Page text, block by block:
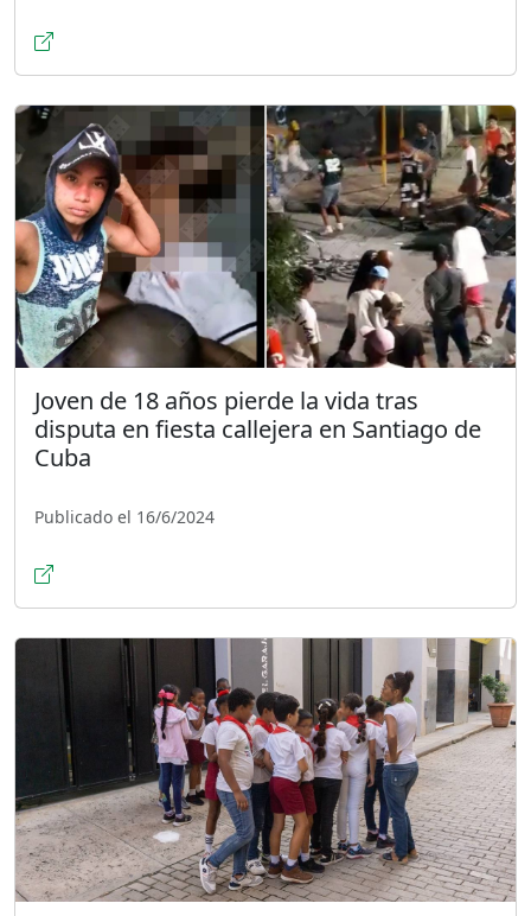
Joven de 18 años pierde la vida tras
disputa en fiesta callejera en Santiago de
Cuba
Publicado el 16/6/2024